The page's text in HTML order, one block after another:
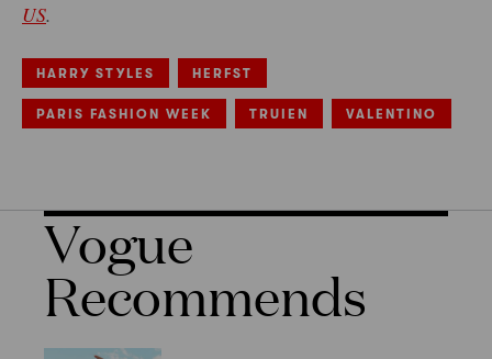
US.
HARRY STYLES HERFST
PARIS FASHION WEEK TRUIEN VALENTINO
Vogue
Recommends